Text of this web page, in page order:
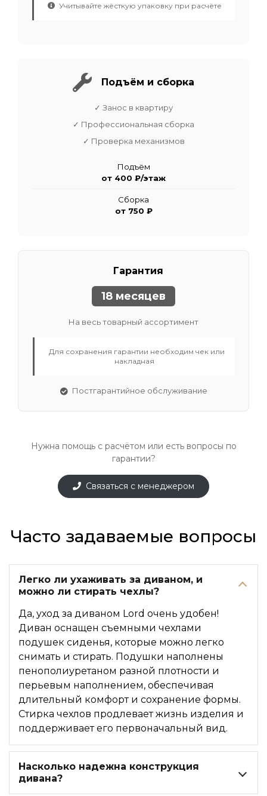
Учитывайте жёсткую упаковку при расчёте
Подъём и сборка
✓ Занос в квартиру
✓ Профессиональная сборка
✓ Проверка механизмов
Подъём
от 400 ₽/этаж
Сборка
от 750 ₽
Гарантия
18 месяцев
На весь товарный ассортимент
Для сохранения гарантии необходим чек или
накладная
Постгарантийное обслуживание
Нужна помощь с расчётом или есть вопросы по
гарантии?
Связаться с менеджером
Часто задаваемые вопросы
Легко ли ухаживать за диваном, и
можно ли стирать чехлы?
Да, уход за диваном Lord очень удобен!
Диван оснащен съемными чехлами
подушек сиденья, которые можно легко
снимать и стирать. Подушки наполнены
пенополиуретаном разной плотности и
перьевым наполнением, обеспечивая
длительный комфорт и сохранение формы.
Стирка чехлов продлевает жизнь изделия и
поддерживает его первоначальный вид.
Насколько надежна конструкция
дивана?